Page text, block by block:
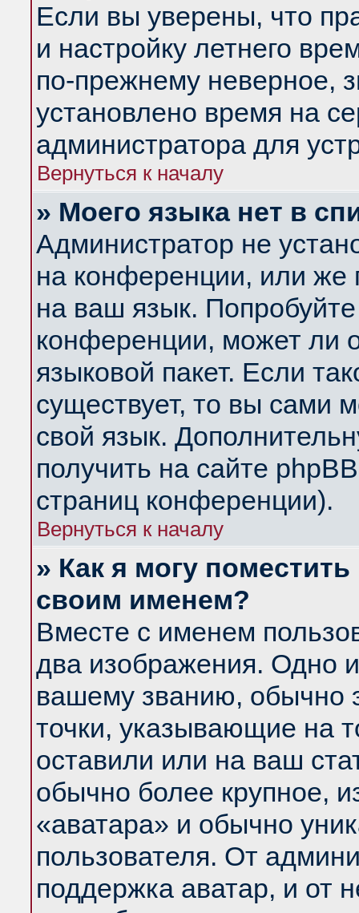
Если вы уверены, что
и настройку летнего
по-прежнему неверное,
установлено время на
администратора для
Вернуться к началу
» Моего языка нет в
Администратор не
на конференции, или же
на ваш язык.
конференции, может ли
языковой пакет. Если
существует, то вы сами
свой язык.
получить на сайте
страниц конференции).
Вернуться к началу
» Как я могу
своим именем?
Вместе с именем
два изображения. Одно
вашему званию, обычно
точки, указывающие на
оставили или на ваш
обычно более крупное,
«аватара» и обычно
пользователя. От
поддержка аватар, и от